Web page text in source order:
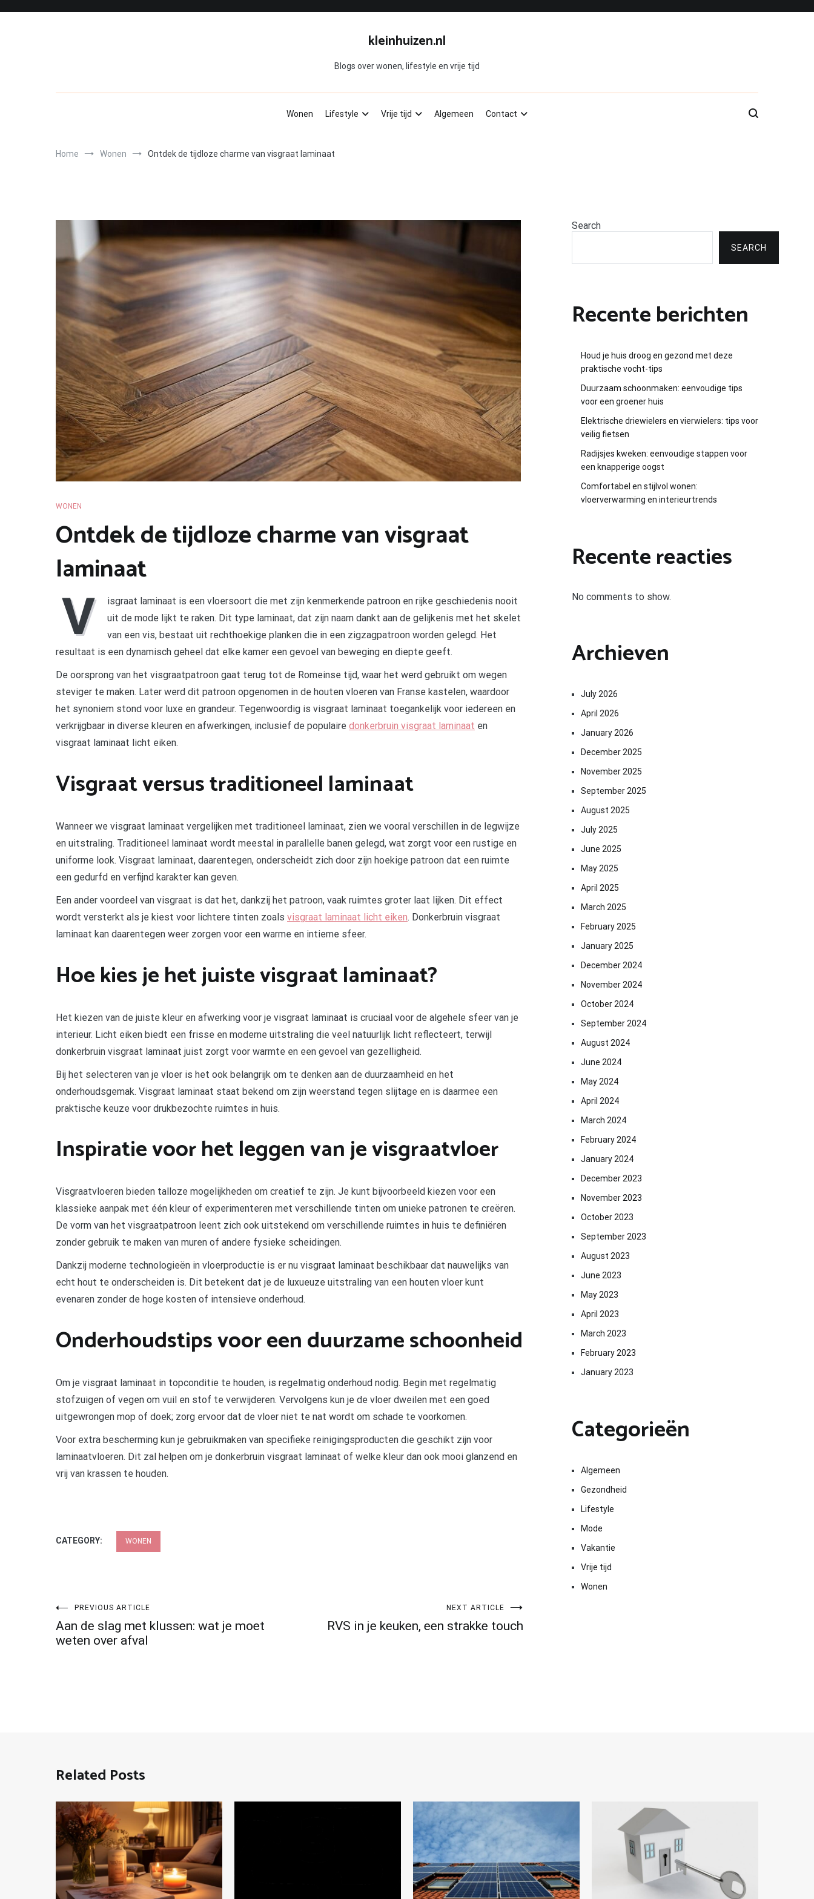
kleinhuizen.nl
Blogs over wonen, lifestyle en vrije tijd
Wonen Lifestyle Vrije tijd Algemeen Contact
Home Wonen Ontdek de tijdloze charme van visgraat laminaat
WONEN
Ontdek de tijdloze charme van visgraat
laminaat
V
isgraat laminaat is een vloersoort die met zijn kenmerkende patroon en rijke geschiedenis nooit
uit de mode lijkt te raken. Dit type laminaat, dat zijn naam dankt aan de gelijkenis met het skelet
van een vis, bestaat uit rechthoekige planken die in een zigzagpatroon worden gelegd. Het
resultaat is een dynamisch geheel dat elke kamer een gevoel van beweging en diepte geeft.
De oorsprong van het visgraatpatroon gaat terug tot de Romeinse tijd, waar het werd gebruikt om wegen
steviger te maken. Later werd dit patroon opgenomen in de houten vloeren van Franse kastelen, waardoor
het synoniem stond voor luxe en grandeur. Tegenwoordig is visgraat laminaat toegankelijk voor iedereen en
verkrijgbaar in diverse kleuren en afwerkingen, inclusief de populaire donkerbruin visgraat laminaat en
visgraat laminaat licht eiken.
Visgraat versus traditioneel laminaat
Wanneer we visgraat laminaat vergelijken met traditioneel laminaat, zien we vooral verschillen in de legwijze
en uitstraling. Traditioneel laminaat wordt meestal in parallelle banen gelegd, wat zorgt voor een rustige en
uniforme look. Visgraat laminaat, daarentegen, onderscheidt zich door zijn hoekige patroon dat een ruimte
een gedurfd en verfijnd karakter kan geven.
Een ander voordeel van visgraat is dat het, dankzij het patroon, vaak ruimtes groter laat lijken. Dit effect
wordt versterkt als je kiest voor lichtere tinten zoals visgraat laminaat licht eiken. Donkerbruin visgraat
laminaat kan daarentegen weer zorgen voor een warme en intieme sfeer.
Hoe kies je het juiste visgraat laminaat?
Het kiezen van de juiste kleur en afwerking voor je visgraat laminaat is cruciaal voor de algehele sfeer van je
interieur. Licht eiken biedt een frisse en moderne uitstraling die veel natuurlijk licht reflecteert, terwijl
donkerbruin visgraat laminaat juist zorgt voor warmte en een gevoel van gezelligheid.
Bij het selecteren van je vloer is het ook belangrijk om te denken aan de duurzaamheid en het
onderhoudsgemak. Visgraat laminaat staat bekend om zijn weerstand tegen slijtage en is daarmee een
praktische keuze voor drukbezochte ruimtes in huis.
Inspiratie voor het leggen van je visgraatvloer
Visgraatvloeren bieden talloze mogelijkheden om creatief te zijn. Je kunt bijvoorbeeld kiezen voor een
klassieke aanpak met één kleur of experimenteren met verschillende tinten om unieke patronen te creëren.
De vorm van het visgraatpatroon leent zich ook uitstekend om verschillende ruimtes in huis te definiëren
zonder gebruik te maken van muren of andere fysieke scheidingen.
Dankzij moderne technologieën in vloerproductie is er nu visgraat laminaat beschikbaar dat nauwelijks van
echt hout te onderscheiden is. Dit betekent dat je de luxueuze uitstraling van een houten vloer kunt
evenaren zonder de hoge kosten of intensieve onderhoud.
Onderhoudstips voor een duurzame schoonheid
Om je visgraat laminaat in topconditie te houden, is regelmatig onderhoud nodig. Begin met regelmatig
stofzuigen of vegen om vuil en stof te verwijderen. Vervolgens kun je de vloer dweilen met een goed
uitgewrongen mop of doek; zorg ervoor dat de vloer niet te nat wordt om schade te voorkomen.
Voor extra bescherming kun je gebruikmaken van specifieke reinigingsproducten die geschikt zijn voor
laminaatvloeren. Dit zal helpen om je donkerbruin visgraat laminaat of welke kleur dan ook mooi glanzend en
vrij van krassen te houden.
CATEGORY: WONEN
Post
navigation
PREVIOUS ARTICLE
Aan de slag met klussen: wat je moet
weten over afval
NEXT ARTICLE
RVS in je keuken, een strakke touch
Search
SEARCH
Recente berichten
Houd je huis droog en gezond met deze
praktische vocht-tips
Duurzaam schoonmaken: eenvoudige tips
voor een groener huis
Elektrische driewielers en vierwielers: tips voor
veilig fietsen
Radijsjes kweken: eenvoudige stappen voor
een knapperige oogst
Comfortabel en stijlvol wonen:
vloerverwarming en interieurtrends
Recente reacties
No comments to show.
Archieven
July 2026
April 2026
January 2026
December 2025
November 2025
September 2025
August 2025
July 2025
June 2025
May 2025
April 2025
March 2025
February 2025
January 2025
December 2024
November 2024
October 2024
September 2024
August 2024
June 2024
May 2024
April 2024
March 2024
February 2024
January 2024
December 2023
November 2023
October 2023
September 2023
August 2023
June 2023
May 2023
April 2023
March 2023
February 2023
January 2023
Categorieën
Algemeen
Gezondheid
Lifestyle
Mode
Vakantie
Vrije tijd
Wonen
Related Posts